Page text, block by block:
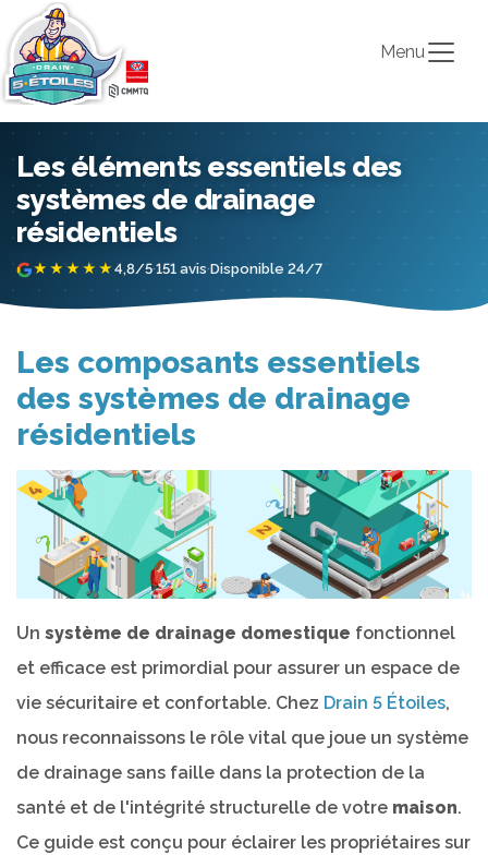
Menu
Les éléments essentiels des
systèmes de drainage
résidentiels
★★★★★ 4,8/5·151 avis·Disponible 24/7
Les composants essentiels
des systèmes de drainage
résidentiels
Un système de drainage domestique fonctionnel
et efficace est primordial pour assurer un espace de
vie sécuritaire et confortable. Chez Drain 5 Étoiles,
nous reconnaissons le rôle vital que joue un système
de drainage sans faille dans la protection de la
santé et de l'intégrité structurelle de votre maison.
Ce guide est conçu pour éclairer les propriétaires sur